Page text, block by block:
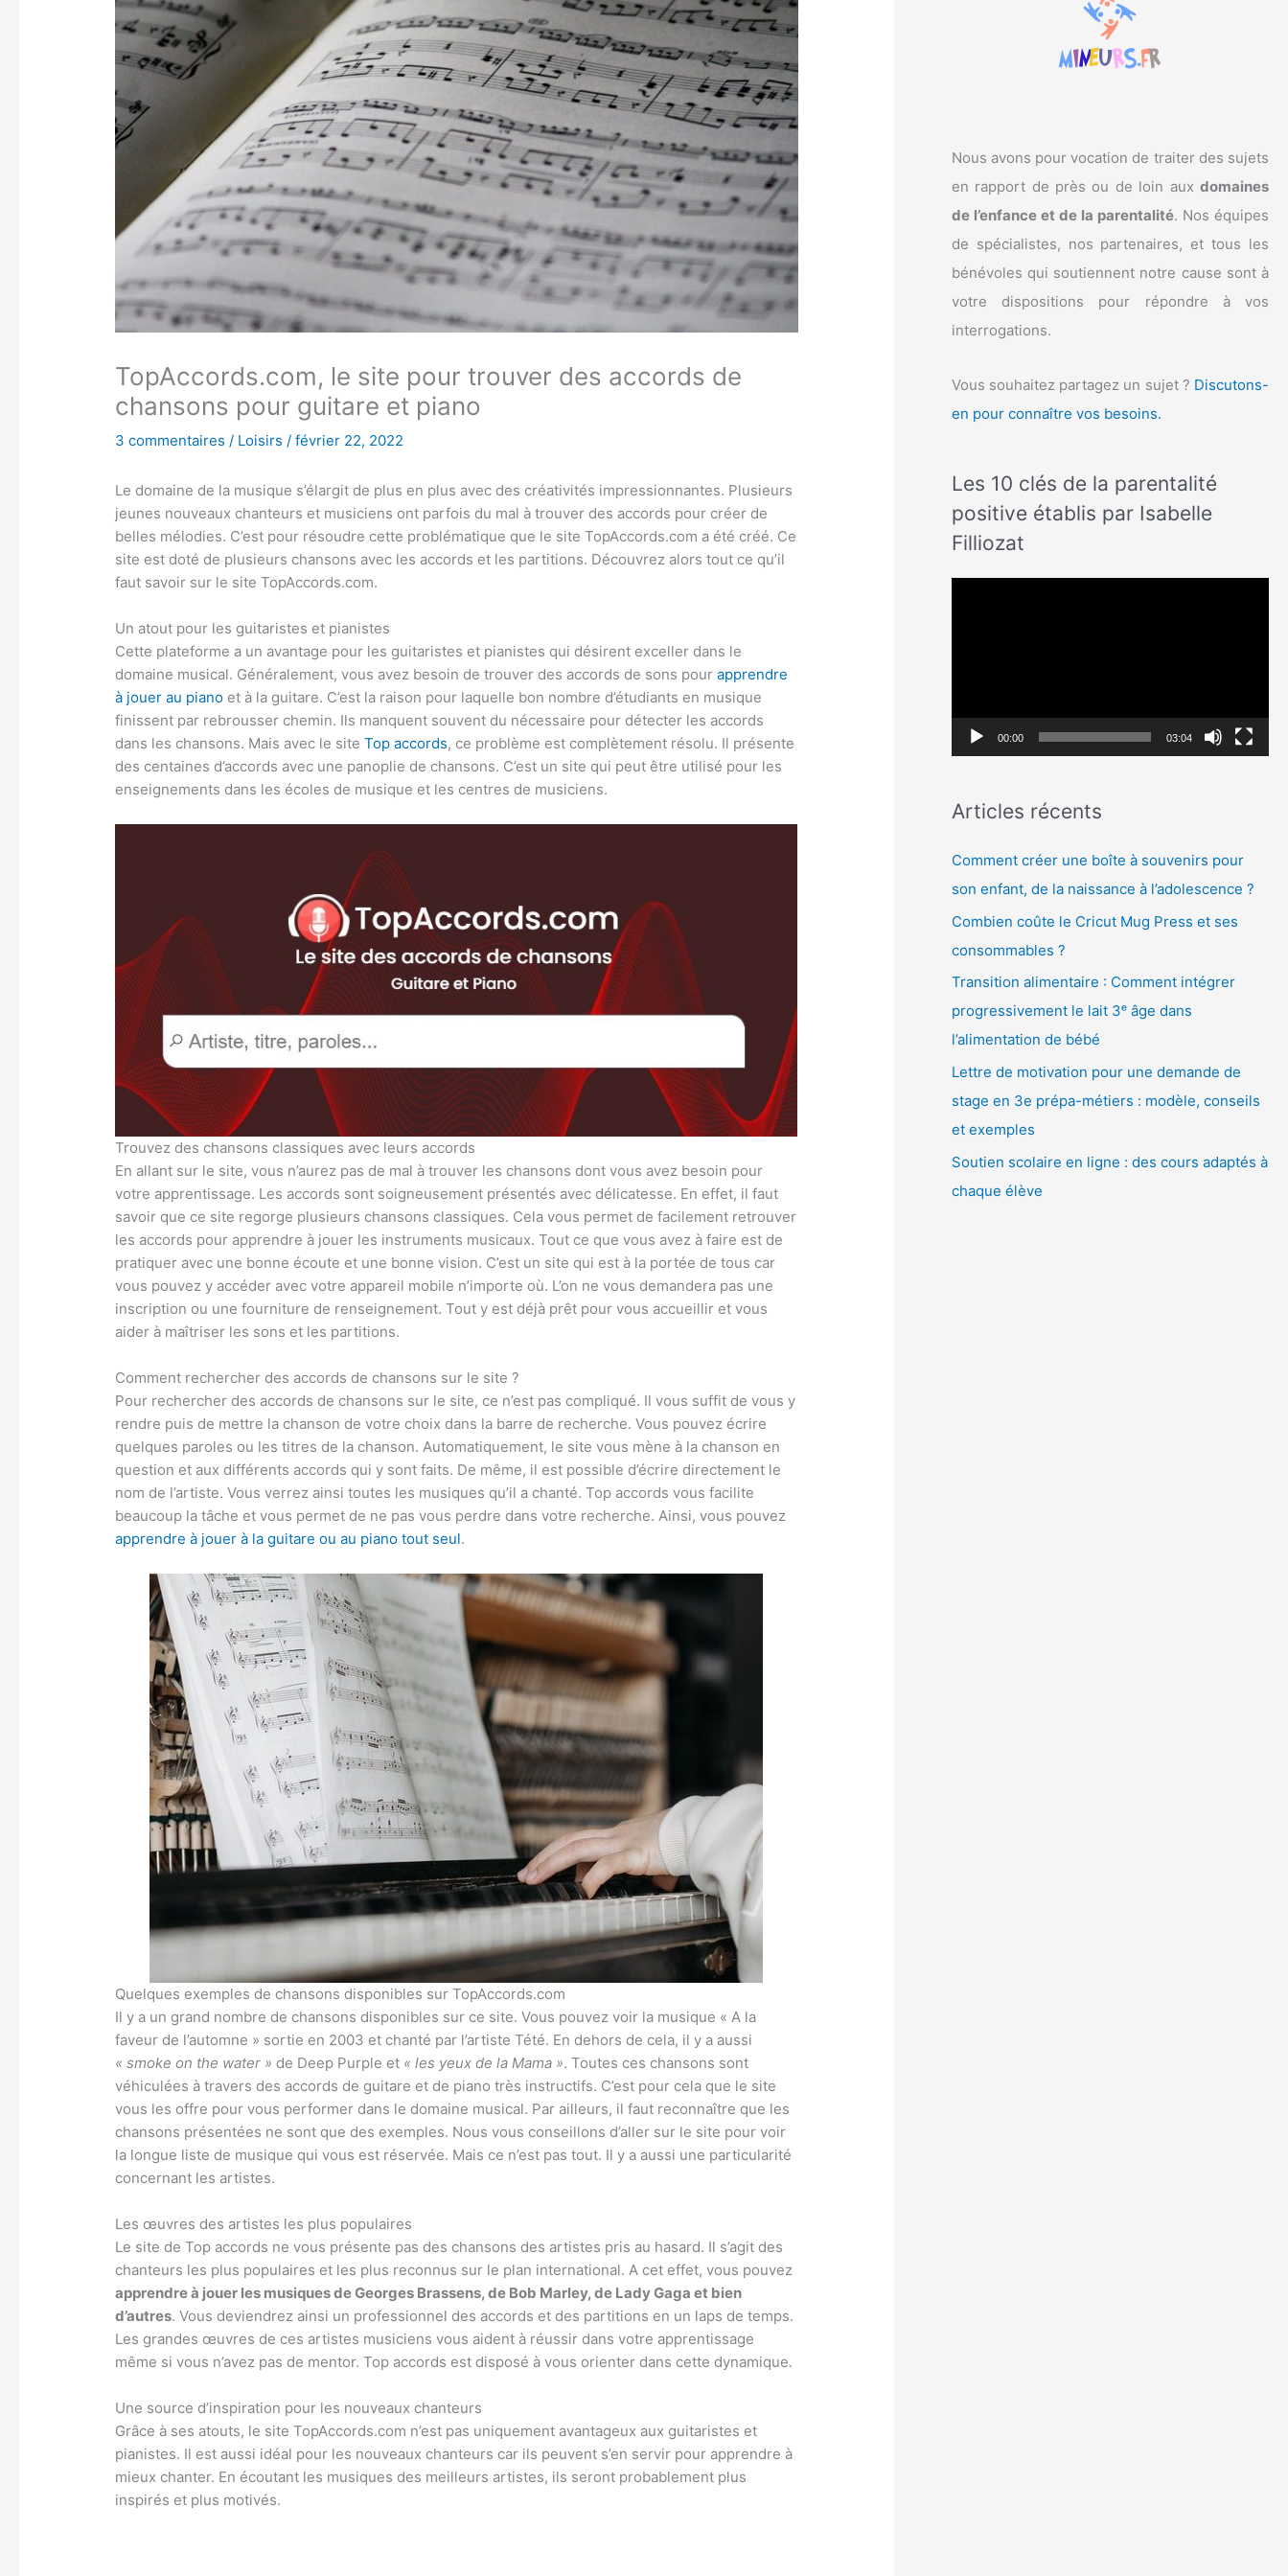
TopAccords.com, le site pour trouver des accords de
chansons pour guitare et piano
3 commentaires / Loisirs /février 22, 2022
Le domaine de la musique s’élargit de plus en plus avec des créativités impressionnantes. Plusieurs
jeunes nouveaux chanteurs et musiciens ont parfois du mal à trouver des accords pour créer de
belles mélodies. C’est pour résoudre cette problématique que le site TopAccords.com a été créé. Ce
site est doté de plusieurs chansons avec les accords et les partitions. Découvrez alors tout ce qu’il
faut savoir sur le site TopAccords.com.
Un atout pour les guitaristes et pianistes
Cette plateforme a un avantage pour les guitaristes et pianistes qui désirent exceller dans le
domaine musical. Généralement, vous avez besoin de trouver des accords de sons pourapprendre
à jouer au piano et à la guitare. C’est la raison pour laquelle bon nombre d’étudiants en musique
finissent par rebrousser chemin. Ils manquent souvent du nécessaire pour détecter les accords
dans les chansons. Mais avec le siteTop accords, ce problème est complètement résolu. Il présente
des centaines d’accords avec une panoplie de chansons. C’est un site qui peut être utilisé pour les
enseignements dans les écoles de musique et les centres de musiciens.
Trouvez des chansons classiques avec leurs accords
En allant sur le site, vous n’aurez pas de mal à trouver les chansons dont vous avez besoin pour
votre apprentissage. Les accords sont soigneusement présentés avec délicatesse. En effet, il faut
savoir que ce site regorge plusieurs chansons classiques. Cela vous permet de facilement retrouver
les accords pour apprendre à jouer les instruments musicaux. Tout ce que vous avez à faire est de
pratiquer avec une bonne écoute et une bonne vision. C’est un site qui est à la portée de tous car
vous pouvez y accéder avec votre appareil mobile n’importe où. L’on ne vous demandera pas une
inscription ou une fourniture de renseignement. Tout y est déjà prêt pour vous accueillir et vous
aider à maîtriser les sons et les partitions.
Comment rechercher des accords de chansons sur le site ?
Pour rechercher des accords de chansons sur le site, ce n’est pas compliqué. Il vous suffit de vous y
rendre puis de mettre la chanson de votre choix dans la barre de recherche. Vous pouvez écrire
quelques paroles ou les titres de la chanson. Automatiquement, le site vous mène à la chanson en
question et aux différents accords qui y sont faits. De même, il est possible d’écrire directement le
nom de l’artiste. Vous verrez ainsi toutes les musiques qu’il a chanté. Top accords vous facilite
beaucoup la tâche et vous permet de ne pas vous perdre dans votre recherche. Ainsi, vous pouvez
apprendre à jouer à la guitare ou au piano tout seul.
Quelques exemples de chansons disponibles sur TopAccords.com
Il y a un grand nombre de chansons disponibles sur ce site. Vous pouvez voir la musique « A la
faveur de l’automne » sortie en 2003 et chanté par l’artiste Tété. En dehors de cela, il y a aussi
« smoke on the water » de Deep Purple et « les yeux de la Mama ». Toutes ces chansons sont
véhiculées à travers des accords de guitare et de piano très instructifs. C’est pour cela que le site
vous les offre pour vous performer dans le domaine musical. Par ailleurs, il faut reconnaître que les
chansons présentées ne sont que des exemples. Nous vous conseillons d’aller sur le site pour voir
la longue liste de musique qui vous est réservée. Mais ce n’est pas tout. Il y a aussi une particularité
concernant les artistes.
Les œuvres des artistes les plus populaires
Le site de Top accords ne vous présente pas des chansons des artistes pris au hasard. Il s’agit des
chanteurs les plus populaires et les plus reconnus sur le plan international. A cet effet, vous pouvez
apprendre à jouer les musiques de Georges Brassens, de Bob Marley, de Lady Gaga et bien
d’autres. Vous deviendrez ainsi un professionnel des accords et des partitions en un laps de temps.
Les grandes œuvres de ces artistes musiciens vous aident à réussir dans votre apprentissage
même si vous n’avez pas de mentor. Top accords est disposé à vous orienter dans cette dynamique.
Une source d’inspiration pour les nouveaux chanteurs
Grâce à ses atouts, le site TopAccords.com n’est pas uniquement avantageux aux guitaristes et
pianistes. Il est aussi idéal pour les nouveaux chanteurs car ils peuvent s’en servir pour apprendre à
mieux chanter. En écoutant les musiques des meilleurs artistes, ils seront probablement plus
inspirés et plus motivés.
Nous avons pour vocation de traiter des sujets
en rapport de près ou de loin aux domaines
de l’enfance et de la parentalité. Nos équipes
de spécialistes, nos partenaires, et tous les
bénévoles qui soutiennent notre cause sont à
votre dispositions pour répondre à vos
interrogations.
Vous souhaitez partagez un sujet ? Discutons-
en pour connaître vos besoins.
Les 10 clés de la parentalité
positive établis par Isabelle
Filliozat
i
00:00 03:04
Articles récents
Comment créer une boîte à souvenirs pour
son enfant, de la naissance à l’adolescence ?
Combien coûte le Cricut Mug Press et ses
consommables ?
Transition alimentaire : Comment intégrer
progressivement le lait 3ᵉ âge dans
l’alimentation de bébé
Lettre de motivation pour une demande de
stage en 3e prépa-métiers : modèle, conseils
et exemples
Soutien scolaire en ligne : des cours adaptés à
chaque élève